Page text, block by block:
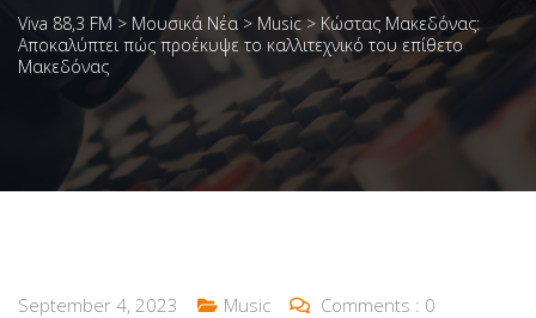
Viva 88,3 FM > Μουσικά Νέα > Music > Κώστας Μακεδόνας:
Αποκαλύπτει πώς προέκυψε το καλλιτεχνικό του επίθετο
Μακεδόνας
September 4, 2023 Music Comments : 0